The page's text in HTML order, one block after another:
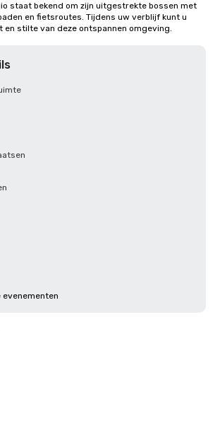
staat bekend om zijn uitgestrekte bossen met
en fietsroutes. Tijdens uw verblijf kunt u
en stilte van deze ontspannen omgeving.